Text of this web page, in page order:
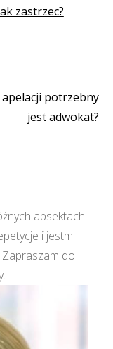
zastrzec?
apelacji potrzebny
jest adwokat?
apsektach
i jestm
do